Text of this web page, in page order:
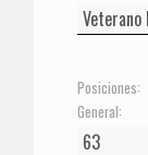
Posiciones:
General: